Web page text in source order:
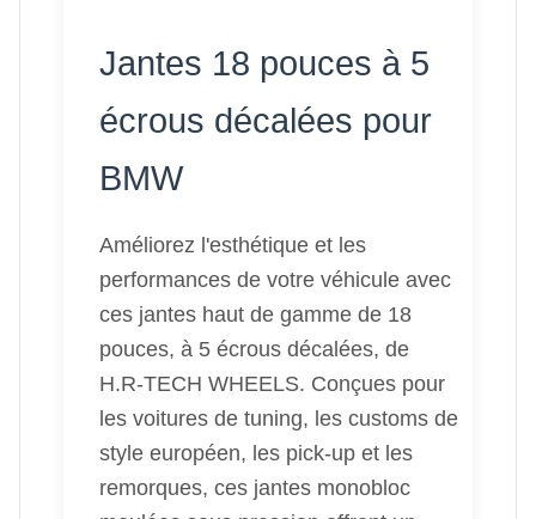
Jantes 18 pouces à 5
écrous décalées pour
BMW
Améliorez l'esthétique et les
performances de votre véhicule avec
ces jantes haut de gamme de 18
pouces, à 5 écrous décalées, de
H.R-TECH WHEELS. Conçues pour
les voitures de tuning, les customs de
style européen, les pick-up et les
remorques, ces jantes monobloc